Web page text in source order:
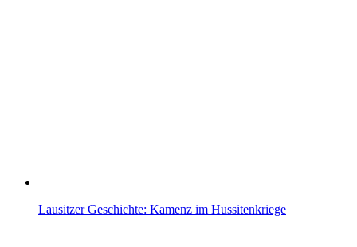
Lausitzer Geschichte: Kamenz im Hussitenkriege